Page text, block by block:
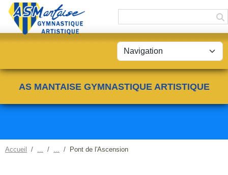
AS MANTAISE GYMNASTIQUE ARTISTIQUE
Accueil Pont de l'Ascension
Panneau de gestion des cookies